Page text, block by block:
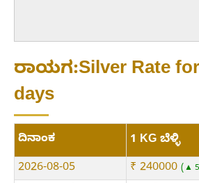
ರಾಯಗ:Silver Rate
days
ದಿನಾಂಕ
1 KG ಬೆಳ್ಳಿ
2026-08-05
₹ 240000 ▲